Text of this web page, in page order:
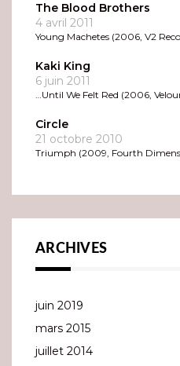
The Blood Brothers
4 avril 2011
Young Machetes (2006, V2
Kaki King
6 juin 2011
…Until We Felt Red (2006,
Circle
21 octobre 2010
Triumph (2009, Fourth
ARCHIVES
juin 2019
mars 2015
juillet 2014